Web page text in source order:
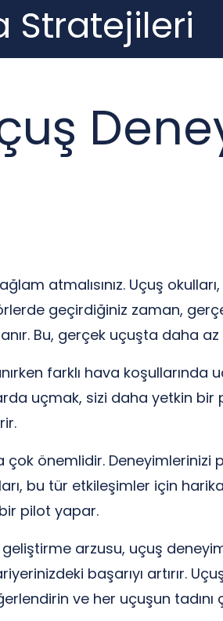
Stratejileri
atmalısınız. Uçuş
geçirdiğiniz zaman,
Bu, gerçek uçuşta daha
farklı hava
uçmak, sizi daha yetkin
önemlidir. Deneyimlerinizi
bu tür etkileşimler için
pilot yapar.
arzusu, uçuş
başarıyı artırır.
ve her uçuşun tadını